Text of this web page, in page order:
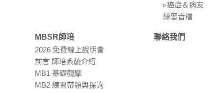
▹癌症＆病友
練習⾳檔
MBSR師培
2026 免費線上說明會
前言 師培系統介紹
MB1 基礎觀摩
MB2 練習帶領與探詢
聯絡我們